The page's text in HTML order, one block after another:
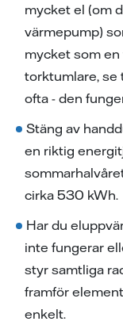
mycket el (om
värmepump)
mycket som
torktumlare, se
ofta - den
Stäng av
en riktig
cirka 530 kWh.
Har du
inte fungerar
styr samtliga
framför
enkelt.